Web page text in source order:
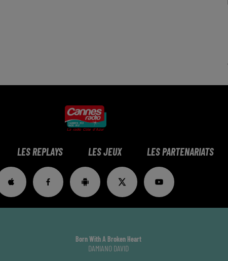
LES REPLAYS LES JEUX LES PARTENARIATS
Born With A Broken Heart
DAMIANO DAVID